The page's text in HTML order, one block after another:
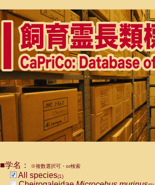
■学名： ※複数選択可・or検索
All species(1)